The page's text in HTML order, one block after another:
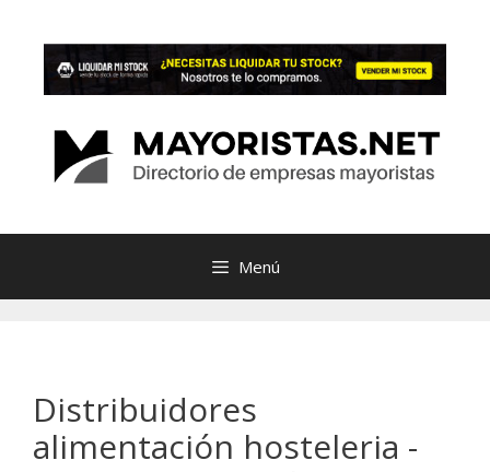
contenido
Menú
Distribuidores
alimentación hosteleria -